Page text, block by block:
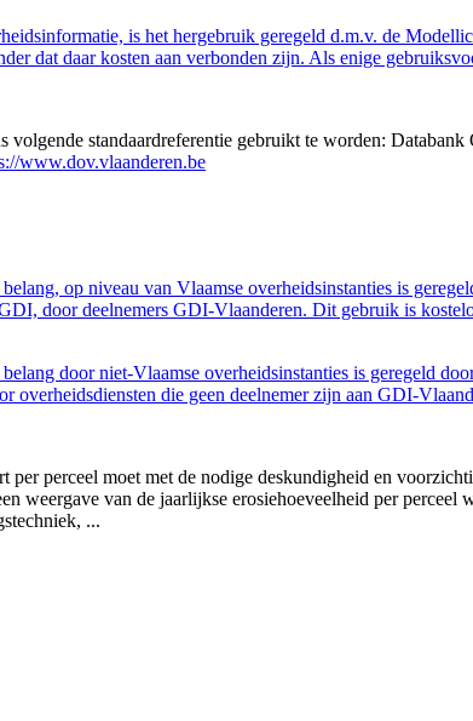
is het hergebruik geregeld d.m.v. de
dat daar kosten aan verbonden zijn. Als enige
standaardreferentie gebruikt te worden:
www.dov.vlaanderen.be
op niveau van Vlaamse overheidsinstanties is
door deelnemers GDI-Vlaanderen. Dit gebruik is
door niet-Vlaamse overheidsinstanties is geregeld
overheidsdiensten die geen deelnemer zijn aan GDI-
per perceel moet met de nodige deskundigheid en
weergave van de jaarlijkse erosiehoeveelheid per
...